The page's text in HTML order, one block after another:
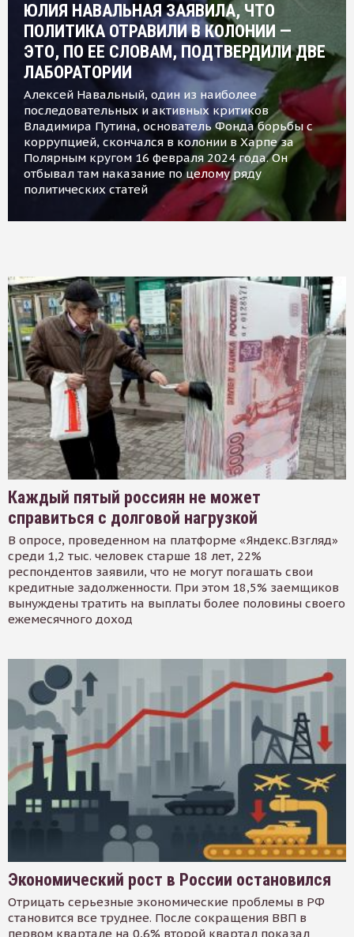
ЮЛИЯ НАВАЛЬНАЯ ЗАЯВИЛА, ЧТО
ПОЛИТИКА ОТРАВИЛИ В КОЛОНИИ —
ЭТО, ПО ЕЕ СЛОВАМ, ПОДТВЕРДИЛИ ДВЕ
ЛАБОРАТОРИИ
Алексей Навальный, один из наиболее
последовательных и активных критиков
Владимира Путина, основатель Фонда борьбы с
коррупцией, скончался в колонии в Харпе за
Полярным кругом 16 февраля 2024 года. Он
отбывал там наказание по целому ряду
политических статей
Каждый пятый россиян не может
справиться с долговой нагрузкой
В опросе, проведенном на платформе «Яндекс.Взгляд»
среди 1,2 тыс. человек старше 18 лет, 22%
респондентов заявили, что не могут погашать свои
кредитные задолженности. При этом 18,5% заемщиков
вынуждены тратить на выплаты более половины своего
ежемесячного доход
Экономический рост в России остановился
Отрицать серьезные экономические проблемы в РФ
становится все труднее. После сокращения ВВП в
первом квартале на 0,6% второй квартал показал